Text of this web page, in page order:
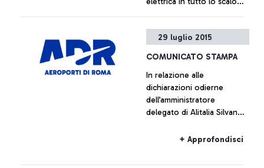
+ Approfondisci
29 luglio 2015
COMUNICATO STAMPA
In relazione alle
dichiarazioni odierne
dell’amministratore
delegato di Alitalia Silvano
non intende commentare le
+ Approfondisci